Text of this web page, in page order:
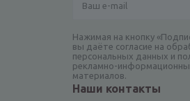
Нажимая на кнопку
вы даёте согласие на
персональных данных и
рекламно-
материалов.
Наши контакты